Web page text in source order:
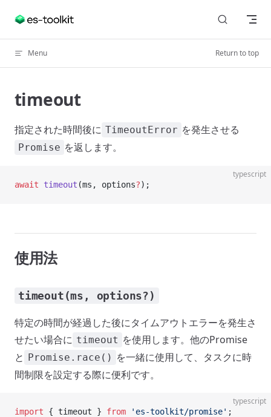
Skip to content
Menu Return to top
timeout
指定された時間後に TimeoutError を発生させる
Promise を返します。
typescript
await timeout (ms, options?);
使用法
timeout(ms, options?)
特定の時間が経過した後にタイムアウトエラーを発生さ
せたい場合に timeout を使用します。他のPromise
と Promise.race() を一緒に使用して、タスクに時
間制限を設定する際に便利です。
typescript
import { timeout } from 'es-toolkit/promise' ;